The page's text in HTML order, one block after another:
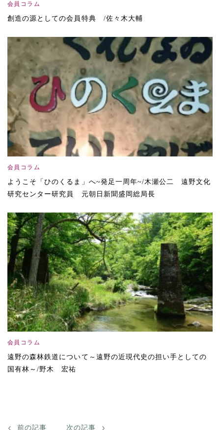
会員コラム
創造の源としての会員特典 /佐々木大輔
会員コラム
ようこそ「ひのくるま」へ~発足一周年~/木瀬公二 遠野文化
研究センター研究員 元朝日新聞盛岡総局長
会員コラム
遠野の森林鉄道について～遠野の近現代史の担い手としての
国有林～/野木 宏祐
前の記事 次の記事